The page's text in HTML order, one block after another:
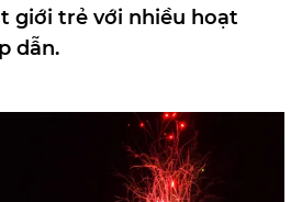
giới trẻ với nhiều hoạt
dẫn.